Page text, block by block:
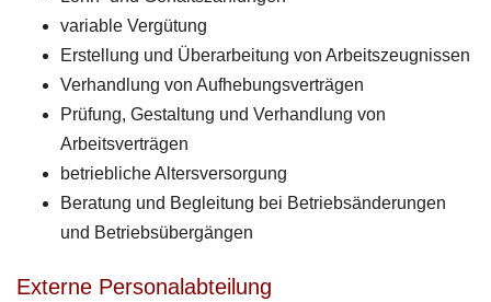
variable Vergütung
Erstellung und Überarbeitung von Arbeitszeugnissen
Verhandlung von Aufhebungsverträgen
Prüfung, Gestaltung und Verhandlung von
Arbeitsverträgen
betriebliche Altersversorgung
Beratung und Begleitung bei Betriebsänderungen
und Betriebsübergängen
Externe Personalabteilung